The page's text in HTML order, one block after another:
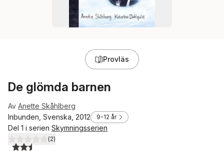
Provläs
De glömda barnen
Av Anette Skåhlberg
Inbunden, Svenska, 2012
9-12 år
Del 1 i serien Skymningsserien
2,5utav 5 stjärnor. Totalt antal röster:
(2)